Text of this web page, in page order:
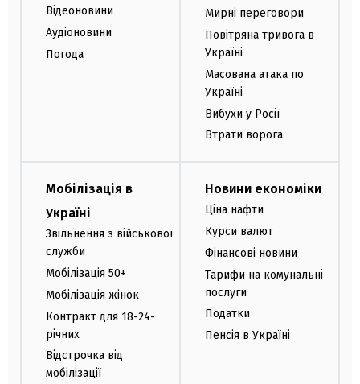
Відеоновини
Аудіоновини
Погода
Мирні переговори
Повітряна тривога в
Україні
Масована атака по
Україні
Вибухи у Росії
Втрати ворога
Мобілізація в
Україні
Звільнення з військової
служби
Мобілізація 50+
Мобілізація жінок
Контракт для 18-24-
річних
Відстрочка від
мобілізації
Новини економіки
Ціна нафти
Курси валют
Фінансові новини
Тарифи на комунальні
послуги
Податки
Пенсія в Україні